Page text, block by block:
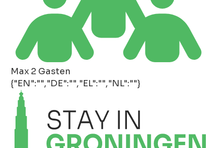
Max 2 Gasten
{"EN":"","DE":"","EL":"","NL":""}